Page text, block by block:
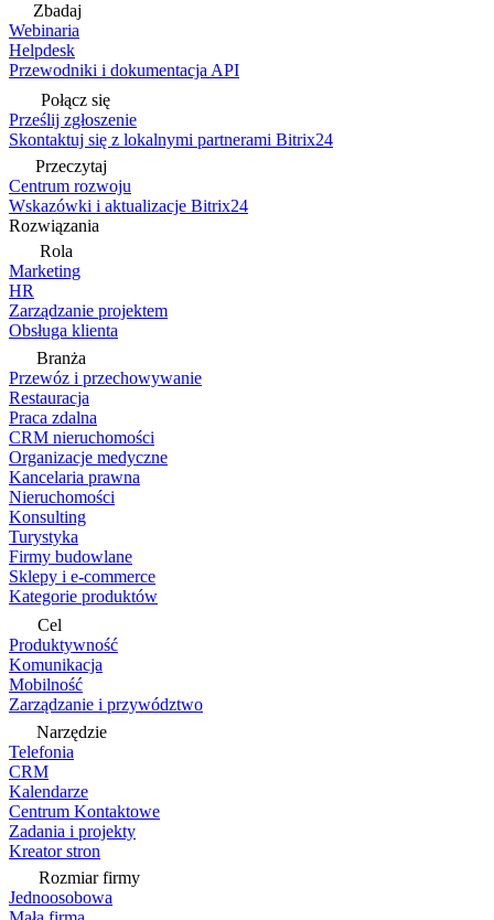
Zbadaj
Webinaria
Helpdesk
Przewodniki i dokumentacja API
Połącz się
Prześlij zgłoszenie
Skontaktuj się z lokalnymi partnerami Bitrix24
Przeczytaj
Centrum rozwoju
Wskazówki i aktualizacje Bitrix24
Rozwiązania
Rola
Marketing
HR
Zarządzanie projektem
Obsługa klienta
Branża
Przewóz i przechowywanie
Restauracja
Praca zdalna
CRM nieruchomości
Organizacje medyczne
Kancelaria prawna
Nieruchomości
Konsulting
Turystyka
Firmy budowlane
Sklepy i e-commerce
Kategorie produktów
Cel
Produktywność
Komunikacja
Mobilność
Zarządzanie i przywództwo
Narzędzie
Telefonia
CRM
Kalendarze
Centrum Kontaktowe
Zadania i projekty
Kreator stron
Rozmiar firmy
Jednoosobowa